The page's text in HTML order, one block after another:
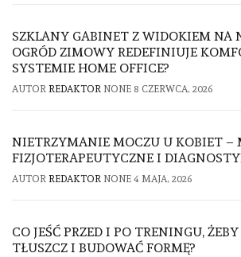
SZKLANY GABINET Z WIDOKIEM NA
OGRÓD ZIMOWY REDEFINIUJE
SYSTEMIE HOME OFFICE?
AUTOR REDAKTOR NONE 8 CZERWCA, 2026
NIETRZYMANIE MOCZU U KOBIET –
FIZJOTERAPEUTYCZNE I
AUTOR REDAKTOR NONE 4 MAJA, 2026
CO JEŚĆ PRZED I PO TRENINGU,
TŁUSZCZ I BUDOWAĆ FORMĘ?